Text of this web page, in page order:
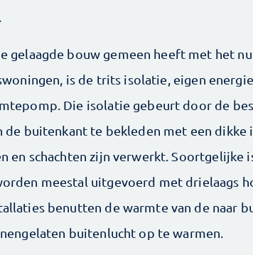
gelaagde bouw gemeen heeft met het
is de trits isolatie, eigen
Die isolatie gebeurt door de
de buitenkant te bekleden met een dikke
en schachten zijn verwerkt. Soortgelijke
meestal uitgevoerd met drielaags
benutten de warmte van de naar
buitenlucht op te warmen.